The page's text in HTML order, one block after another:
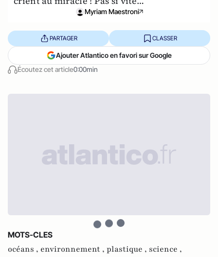
Myriam Maestroni
Écoutez cet article0:00min
PARTAGER CLASSER
Ajouter Atlantico en favori sur Google
MOTS-CLES
océans , environnement , plastique , science ,